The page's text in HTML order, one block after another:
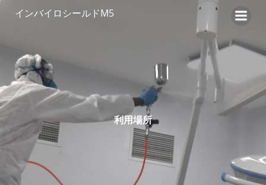
ス
キ
ッ
プ
インバイロシールドM5
利用場所